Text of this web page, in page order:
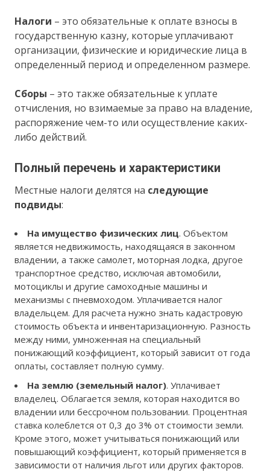
Налоги – это обязательные к оплате взносы в
государственную казну, которые уплачивают
организации, физические и юридические лица в
определенный период и определенном размере.
Сборы – это также обязательные к уплате
отчисления, но взимаемые за право на владение,
распоряжение чем-то или осуществление каких-
либо действий.
Полный перечень и характеристики
Местные налоги делятся на следующие
подвиды:
На имущество физических лиц. Объектом
является недвижимость, находящаяся в законном
владении, а также самолет, моторная лодка, другое
транспортное средство, исключая автомобили,
мотоциклы и другие самоходные машины и
механизмы с пневмоходом. Уплачивается налог
владельцем. Для расчета нужно знать кадастровую
стоимость объекта и инвентаризационную. Разность
между ними, умноженная на специальный
понижающий коэффициент, который зависит от года
оплаты, составляет полную сумму.
На землю (земельный налог). Уплачивает
владелец. Облагается земля, которая находится во
владении или бессрочном пользовании. Процентная
ставка колеблется от 0,3 до 3% от стоимости земли.
Кроме этого, может учитываться понижающий или
повышающий коэффициент, который применяется в
зависимости от наличия льгот или других факторов.